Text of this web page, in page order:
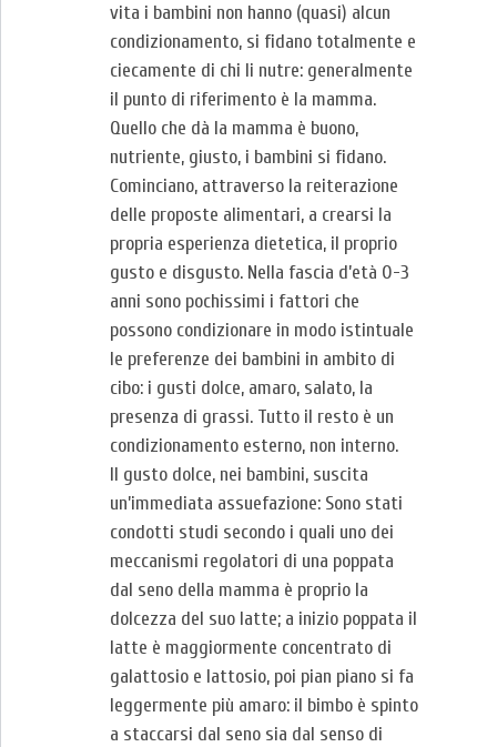
vita i bambini non hanno (quasi) alcun
condizionamento, si fidano totalmente e
ciecamente di chi li nutre: generalmente
il punto di riferimento è la mamma.
Quello che dà la mamma è buono,
nutriente, giusto, i bambini si fidano.
Cominciano, attraverso la reiterazione
delle proposte alimentari, a crearsi la
propria esperienza dietetica, il proprio
gusto e disgusto. Nella fascia d’età 0-3
anni sono pochissimi i fattori che
possono condizionare in modo istintuale
le preferenze dei bambini in ambito di
cibo: i gusti dolce, amaro, salato, la
presenza di grassi. Tutto il resto è un
condizionamento esterno, non interno.
Il gusto dolce, nei bambini, suscita
un’immediata assuefazione: Sono stati
condotti studi secondo i quali uno dei
meccanismi regolatori di una poppata
dal seno della mamma è proprio la
dolcezza del suo latte; a inizio poppata il
latte è maggiormente concentrato di
galattosio e lattosio, poi pian piano si fa
leggermente più amaro: il bimbo è spinto
a staccarsi dal seno sia dal senso di